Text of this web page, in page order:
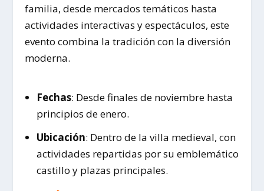
familia, desde mercados temáticos hasta
actividades interactivas y espectáculos, este
evento combina la tradición con la diversión
moderna.
Fechas: Desde finales de noviembre hasta
principios de enero.
Ubicación: Dentro de la villa medieval, con
actividades repartidas por su emblemático
castillo y plazas principales.